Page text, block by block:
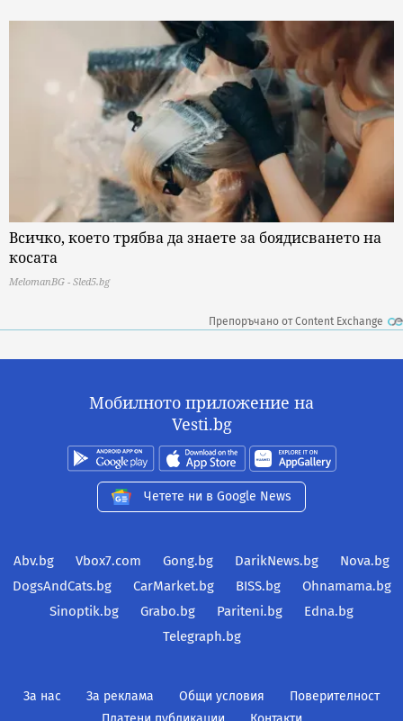
Всичко, което трябва да знаете за боядисването на
косата
MelomanBG - Sled5.bg
Препоръчано от Content Exchange
Мобилното приложение на
Vesti.bg
Четете ни в Google News
Abv.bg Vbox7.com Gong.bg DarikNews.bg
Nova.bg
DogsAndCats.bg
CarMarket.bg BISS.bg
Ohnamama.bg
Sinoptik.bg
Grabo.bg Pariteni.bg
Edna.bg
Telegraph.bg
За нас За реклама Общи условия
Поверителност